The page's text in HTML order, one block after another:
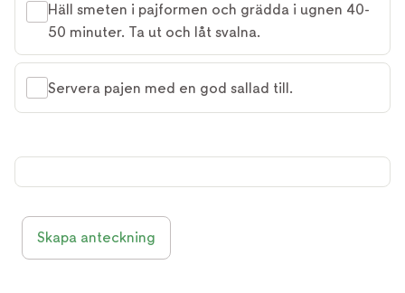
Häll smeten i pajformen och grädda i ugnen 40-
50 minuter. Ta ut och låt svalna.
Servera pajen med en god sallad till.
Skapa anteckning